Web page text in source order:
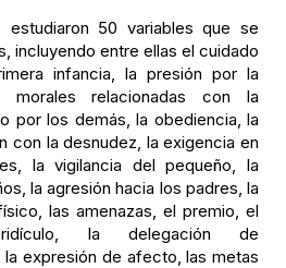
estudiaron 50 variables que se
incluyendo entre ellas el cuidado
infancia, la presión por la
morales relacionadas con la
por los demás, la obediencia, la
con la desnudez, la exigencia en
la vigilancia del pequeño, la
la agresión hacia los padres, la
las amenazas, el premio, el
la delegación de
la expresión de afecto, las metas